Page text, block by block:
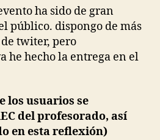
ha sido de gran
público. dispongo de más
twiter, pero
he hecho la entrega en el
los usuarios se
del profesorado, así
en esta reflexión)